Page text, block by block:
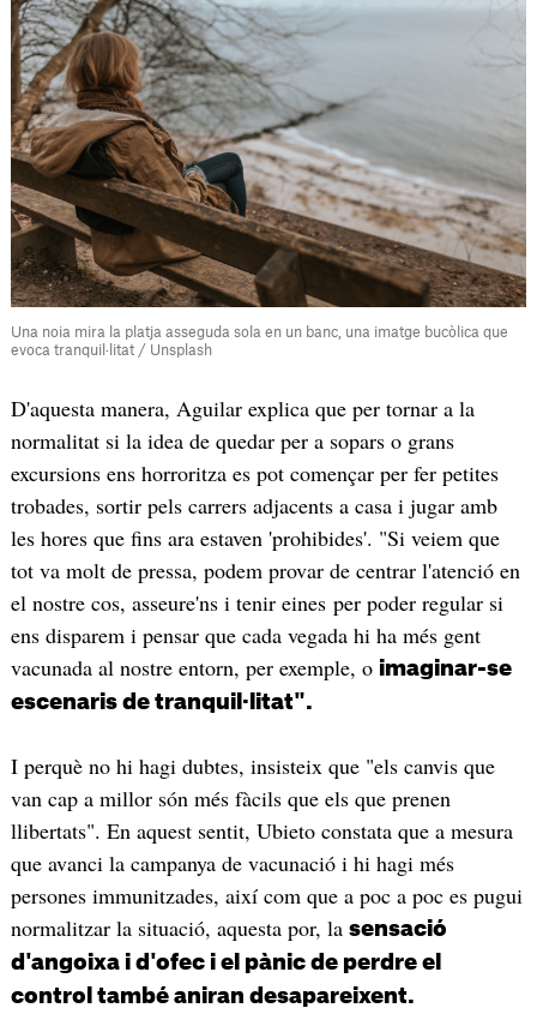
Una noia mira la platja asseguda sola en un banc, una imatge bucòlica que
evoca tranquil·litat / Unsplash
D'aquesta manera, Aguilar explica que per tornar a la
normalitat si la idea de quedar per a sopars o grans
excursions ens horroritza es pot començar per fer petites
trobades, sortir pels carrers adjacents a casa i jugar amb
les hores que fins ara estaven 'prohibides'. "Si veiem que
tot va molt de pressa, podem provar de centrar l'atenció en
el nostre cos, asseure'ns i tenir eines per poder regular si
ens disparem i pensar que cada vegada hi ha més gent
vacunada al nostre entorn, per exemple, o imaginar-se
escenaris de tranquil·litat".
I perquè no hi hagi dubtes, insisteix que "els canvis que
van cap a millor són més fàcils que els que prenen
llibertats". En aquest sentit, Ubieto constata que a mesura
que avanci la campanya de vacunació i hi hagi més
persones immunitzades, així com que a poc a poc es pugui
normalitzar la situació, aquesta por, la sensació
d'angoixa i d'ofec i el pànic de perdre el
control també aniran desapareixent.